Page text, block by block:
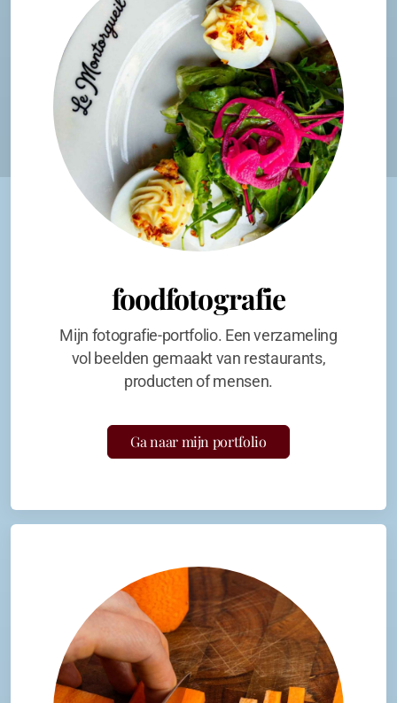
foodfotografie
Mijn fotografie-portfolio. Een verzameling
vol beelden gemaakt van restaurants,
producten of mensen.
Ga naar mijn portfolio